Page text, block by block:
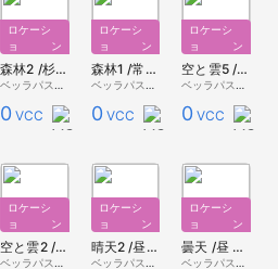
ロケーシ
ョン
森林2 /杉 【スカイドーム】
0 VCC
ロケーシ
ョン
森林1 /常緑 【スカイドーム】
0 VCC
ロケーシ
ョン
空と雲5 /夕方 【スカイドーム】
0 VCC
ロケーシ
ョン
空と雲2 /昼 【スカイドーム】
ロケーシ
ョン
晴天2 /昼 【スカイドーム】
ロケーシ
ョン
曇天 /昼 【スカイドーム】